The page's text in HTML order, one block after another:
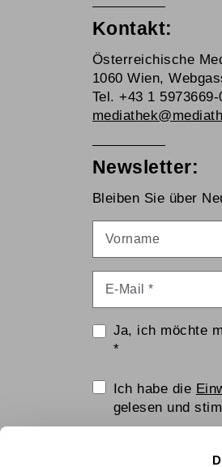
Kontakt:
Österreichische
1060 Wien,
Tel. +43 1 5973669-
Newsletter:
Bleiben Sie über
Ja, ich möchte
*
Ich habe die
gelesen und